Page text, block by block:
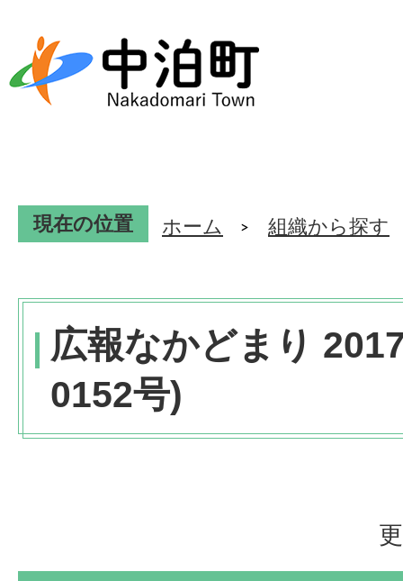
現在の位置 ホーム 組織から探す
広報なかどまり
0152号)